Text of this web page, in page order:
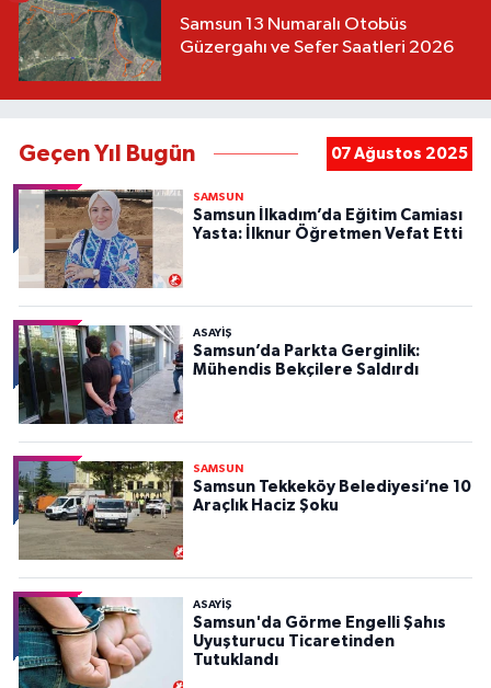
Samsun 13 Numaralı Otobüs
Güzergahı ve Sefer Saatleri 2026
Geçen Yıl Bugün 07 Ağustos 2025
SAMSUN
Samsun İlkadım’da Eğitim Camiası
Yasta: İlknur Öğretmen Vefat Etti
ASAYIŞ
Samsun’da Parkta Gerginlik:
Mühendis Bekçilere Saldırdı
SAMSUN
Samsun Tekkeköy Belediyesi’ne 10
Araçlık Haciz Şoku
ASAYIŞ
Samsun'da Görme Engelli Şahıs
Uyuşturucu Ticaretinden
Tutuklandı